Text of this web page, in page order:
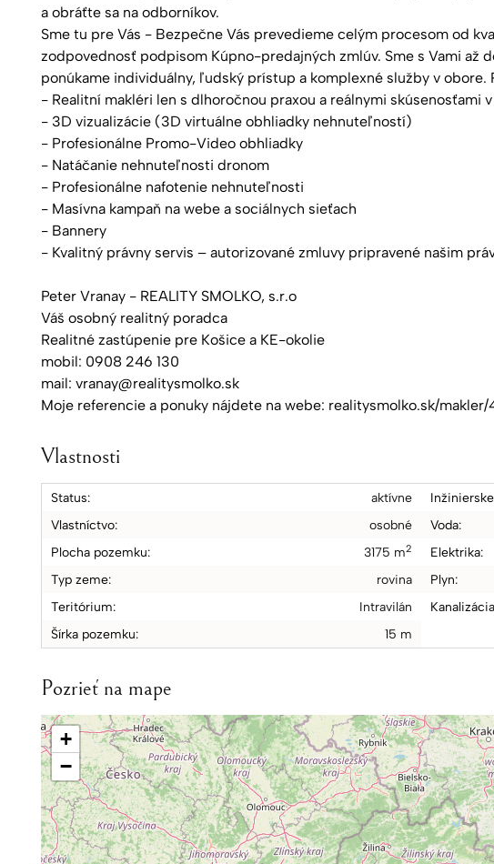
a obráťte sa na odborníkov.
Sme tu pre Vás - Bezpečne Vás prevedieme celým procesom od
zodpovednosť podpisom Kúpno-predajných zmlúv. Sme s Vami až
ponúkame individuálny, ľudský prístup a komplexné služby v
- Realitní makléri len s dlhoročnou praxou a reálnymi
- 3D vizualizácie (3D virtuálne obhliadky nehnuteľností)
- Profesionálne Promo-Video obhliadky
- Natáčanie nehnuteľnosti dronom
- Profesionálne nafotenie nehnuteľnosti
- Masívna kampaň na webe a sociálnych sieťach
- Bannery
- Kvalitný právny servis – autorizované zmluvy pripravené našim
Peter Vranay - REALITY SMOLKO, s.r.o
Váš osobný realitný poradca
Realitné zastúpenie pre Košice a KE-okolie
mobil: 0908 246 130
mail: vranay@realitysmolko.sk
Moje referencie a ponuky nájdete na webe: realitysmolko.sk/
Vlastnosti
Status:
aktívne
Vlastníctvo:
osobné
Plocha pozemku:
3175 m2
Typ zeme:
rovina
Teritórium:
Intravilán
Šírka pozemku:
15 m
Voda:
Elektrika:
Plyn:
Pozrieť na mape
+
−